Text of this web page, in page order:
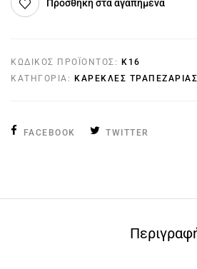
Προσθήκη στα αγαπημένα
ΚΩΔΙΚΌΣ ΠΡΟΪΌΝΤΟΣ:
K16
ΚΑΤΗΓΟΡΊΑ:
ΚΑΡΈΚΛΕΣ ΤΡΑΠΕΖΑΡΊΑΣ
FACEBOOK TWITTER